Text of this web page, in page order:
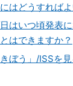
はどうすれば
はいつ頃発表
はできますか？
ぼう」/ISSを